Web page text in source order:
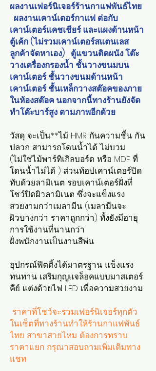
ผลงานเฟอร์นิเจอร์ร้านกาแฟพันธ์ไทย
ผลงานเคาน์เตอร์กาแฟ ต่อกับ
เคาน์เตอร์แคชเชียร์ และแผงด้านหน้า
ตู้เค้ก (ไม่รวมเคาน์เตอร์สแตนเลส
ลูกค้าจัดหาเอง) ตู้แขวนติดผนัง โต๊ะ
วางเครื่องกรองน้ำ ชั้นวางขนมบน
เคาน์เตอร์ ชั้นวางขนมด้านหน้า
เคาน์เตอร์ ชั้นเหล็กวางสต๊อคของภาย
ในห้องสต๊อค นอกจากนี้ทางร้านยังจัด
ทำโต๊ะบาร์สูง ตามภาพอีกด้วย
วัสดุ จะเป็น**ไม้ HMR กันความชื้น กัน
ปลวก สามารถโดนน้ำได้ ไม่บวม
(ไม่ใช่ไม้พาร์ทิเกิลบอร์ด หรือ MDF ที่
โดนน้ำไม่ได้ ) ส่วนท้อปเคาน์เตอร์ปิด
ทับด้วยลามิเนต รอบเคาน์เตอร์ฝั่งที่
โชว์ปิดผิวลามิเนต ซึ่งจะแข็งแรง
สวยงามกว่าเมลามีน (เมลามีนจะ
ผิวบางกว่า ราคาถูกกว่า) ทั้งยังมีอายุ
การใช้งานที่นานกว่า
ฝั่งพนักงานเป็นงานสีพ่น
อุปกรณ์ฟิตติ้งได้มาตรฐาน แข็งแรง
ทนทาน เสริมกุญแจล็อคแบบมาสเตอร์
คีย์ แต่งด้วยไฟ LED เพื่อความสวยงาม
ราคาที่โชว์จะรวมเฟอร์นิเจอร์ทุกตัว
ในเซ็ตที่ทางร้านทำให้ร้านกาแฟพันธ์
ไทย สาขาสายไหม ต้องการทราบ
ราคาแยก กรุณาสอบถามเพิ่มเติมทาง
แชท